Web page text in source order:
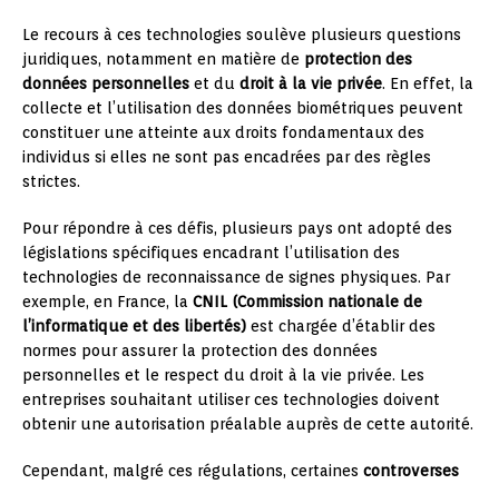
Le recours à ces technologies soulève plusieurs questions
juridiques, notamment en matière de protection des
données personnelles et du droit à la vie privée. En effet, la
collecte et l’utilisation des données biométriques peuvent
constituer une atteinte aux droits fondamentaux des
individus si elles ne sont pas encadrées par des règles
strictes.
Pour répondre à ces défis, plusieurs pays ont adopté des
législations spécifiques encadrant l’utilisation des
technologies de reconnaissance de signes physiques. Par
exemple, en France, la CNIL (Commission nationale de
l’informatique et des libertés) est chargée d’établir des
normes pour assurer la protection des données
personnelles et le respect du droit à la vie privée. Les
entreprises souhaitant utiliser ces technologies doivent
obtenir une autorisation préalable auprès de cette autorité.
Cependant, malgré ces régulations, certaines controverses